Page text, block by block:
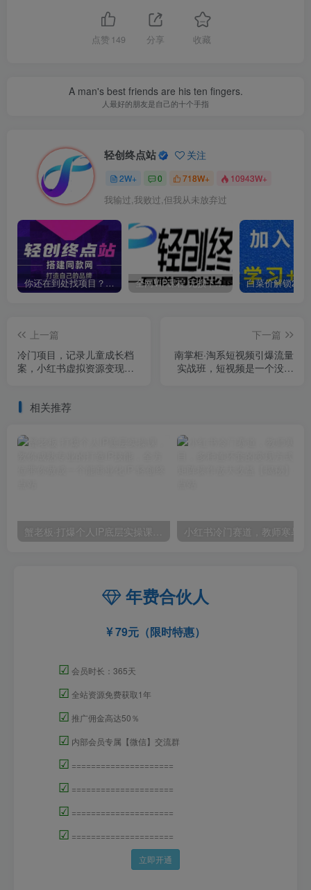
点赞 149 分享 收藏
A man's best friends are his ten fingers.
人最好的朋友是自己的十个手指
轻创终点站 关注
2W+ 0 718W+ 10943W+
我输过,我败过,但我从未放弃过
你还在到处找项目？还在当韭菜？我靠卖项目一个月收入5万+，曾经我也是个失败者。 全网VIP课程 无损下载~
上一篇
冷门项目，记录儿童成长档
案，小红书虚拟资源变现，
下一篇
南掌柜·淘系短视频引爆流量
实战班，​短视频是一个没有
相关推荐
蟹老板·打爆个人IP底层实操课，教你成熟专业的打造IP技能，全方位带你做成一个能商业化IP
年费合伙人
79元（限时特惠）
☑ 会员时长：365天
☑ 全站资源免费获取1年
☑ 推广佣金高达50％
☑ 内部会员专属【微信】交流群
☑ =====================
☑ =====================
☑ =====================
☑ =====================
立即开通